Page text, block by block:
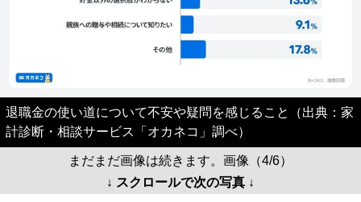
退職金の使い道について不安や疑問を感じること（出典：家
計診断・相談サービス「オカネコ」調べ）
まだまだ画像は続きます。画像（4/6）
↓ スクロールで次の写真 ↓